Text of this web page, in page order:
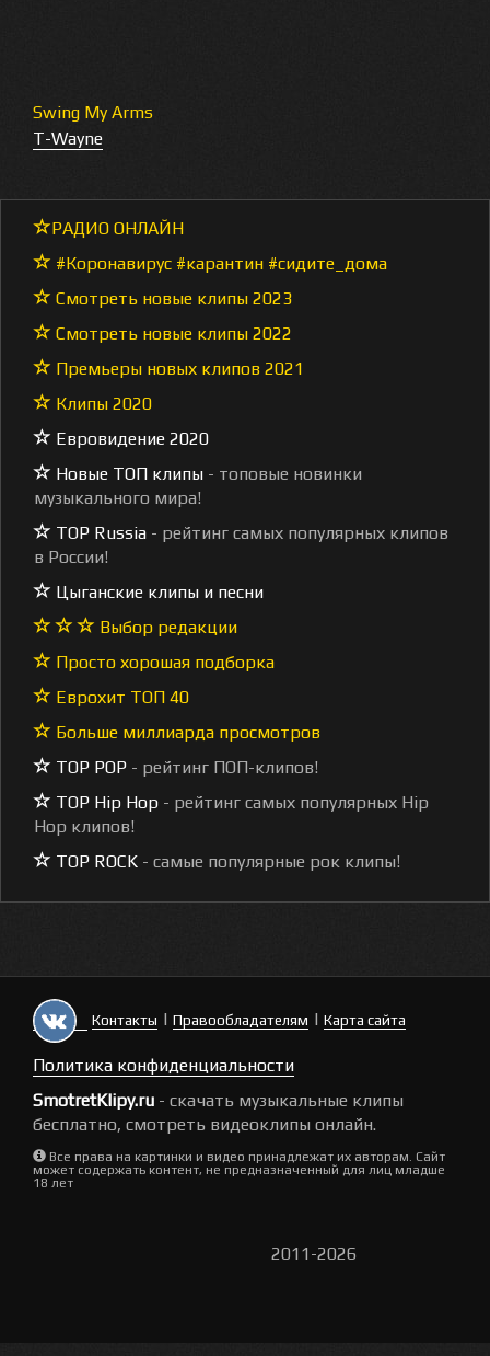
Swing My Arms
T-Wayne
РАДИО ОНЛАЙН
#Коронавирус #карантин #сидите_дома
Смотреть новые клипы 2023
Смотреть новые клипы 2022
Премьеры новых клипов 2021
Клипы 2020
Евровидение 2020
Новые ТОП клипы - топовые новинки
музыкального мира!
TOP Russia - рейтинг самых популярных клипов
в России!
Цыганские клипы и песни
Выбор редакции
Просто хорошая подборка
Еврохит ТОП 40
Больше миллиарда просмотров
TOP POP - рейтинг ПОП-клипов!
TOP Hip Hop - рейтинг самых популярных Hip
Hop клипов!
TOP ROCK - самые популярные рок клипы!
Контакты | Правообладателям | Карта сайта
Политика конфиденциальности
SmotretKlipy.ru - скачать музыкальные клипы
бесплатно, смотреть видеоклипы онлайн.
Все права на картинки и видео принадлежат их авторам. Сайт
может содержать контент, не предназначенный для лиц младше
18 лет
2011-2026